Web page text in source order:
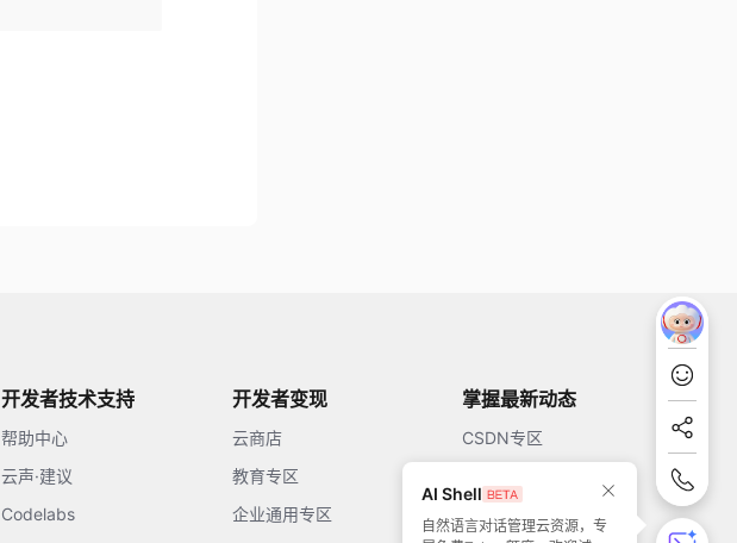
AI Shell
自然语言对话管理云资源，专
开发者技术支持
帮助中心
云声·建议
Codelabs
开发者变现
云商店
教育专区
企业通用专区
掌握最新动态
CSDN专区
开源中国